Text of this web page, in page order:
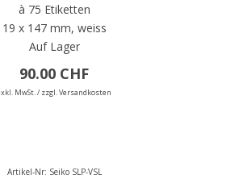
à 75 Etiketten
19 x 147 mm, weiss
Auf Lager
90.00 CHF
MwSt. / zzgl. Versandkosten
Artikel-Nr: Seiko SLP-VSL